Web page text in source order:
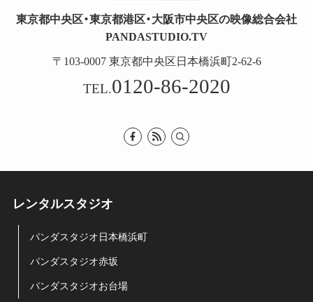
東京都中央区・東京都港区・大阪市中央区の映像総合会社
PANDASTUDIO.TV
〒103-0007 東京都中央区日本橋浜町2-62-6
TEL.0120-86-2020
レンタルスタジオ
パンダスタジオ日本橋浜町
パンダスタジオ赤坂
パンダスタジオお台場